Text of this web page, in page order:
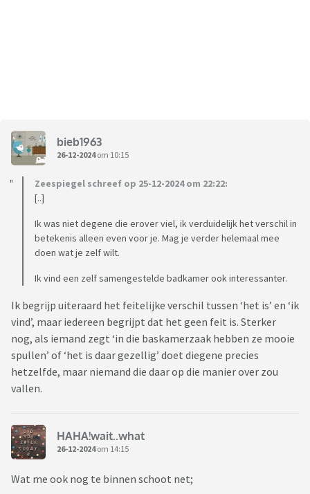
bieb1963
26-12-2024om 10:15
Zeespiegel schreef op 25-12-2024 om 22:22:
[..]
Ik was niet degene die erover viel, ik verduidelijk het verschil in
betekenis alleen even voor je. Mag je verder helemaal mee
doen wat je zelf wilt.
Ik vind een zelf samengestelde badkamer ook interessanter.
Ik begrijp uiteraard het feitelijke verschil tussen ‘het is’ en ‘ik
vind’, maar iedereen begrijpt dat het geen feit is. Sterker
nog, als iemand zegt ‘in die baskamerzaak hebben ze mooie
spullen’ of ‘het is daar gezellig’ doet diegene precies
hetzelfde, maar niemand die daar op die manier over zou
vallen.
HAHA!wait..what
26-12-2024om 14:15
Wat me ook nog te binnen schoot net;